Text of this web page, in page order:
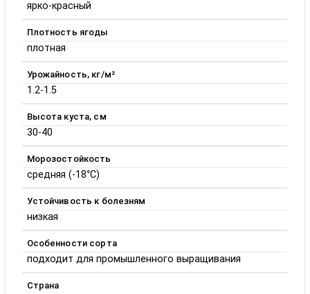
ярко-красный
Плотность ягоды
плотная
Урожайность, кг/м²
1.2-1.5
Высота куста, см
30-40
Морозостойкость
средняя (-18°C)
Устойчивость к болезням
низкая
Особенности сорта
подходит для промышленного выращивания
Страна